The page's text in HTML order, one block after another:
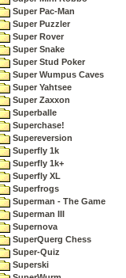
Super Pac-Man
Super Puzzler
Super Rover
Super Snake
Super Stud Poker
Super Wumpus Caves
Super Yahtsee
Super Zaxxon
Superballe
Superchase!
Supereversion
Superfly 1k
Superfly 1k+
Superfly XL
Superfrogs
Superman - The Game
Superman III
Supernova
SuperQuerg Chess
Super-Quiz
Superski